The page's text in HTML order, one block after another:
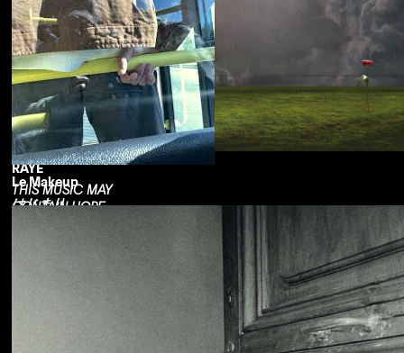
RAYE
THIS MUSIC MAY
CONTAIN HOPE.
Le Makeup
はじまり